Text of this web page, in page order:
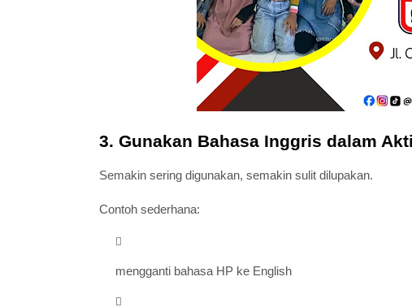
3. Gunakan Bahasa Inggris dalam
Semakin sering digunakan, semakin sulit dilupakan.
Contoh sederhana:
mengganti bahasa HP ke English